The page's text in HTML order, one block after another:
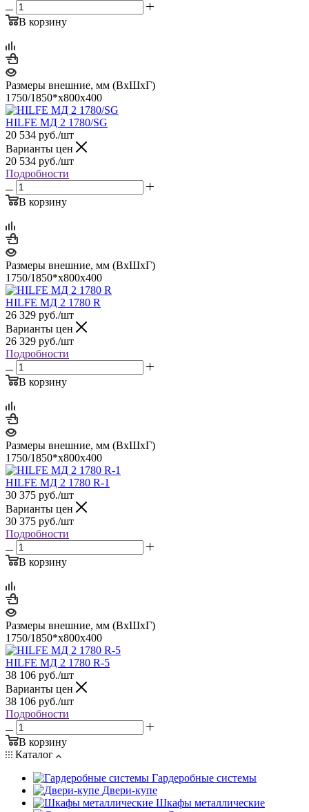
В корзину
Размеры внешние, мм (ВхШхГ)
1750/1850*x800x400
HILFE МД 2 1780/SG
20 534 руб./шт
Варианты цен
20 534 руб./шт
Подробности
В корзину
Размеры внешние, мм (ВхШхГ)
1750/1850*x800x400
HILFE МД 2 1780 R
26 329 руб./шт
Варианты цен
26 329 руб./шт
Подробности
В корзину
Размеры внешние, мм (ВхШхГ)
1750/1850*x800x400
HILFE МД 2 1780 R-1
30 375 руб./шт
Варианты цен
30 375 руб./шт
Подробности
В корзину
Размеры внешние, мм (ВхШхГ)
1750/1850*x800x400
HILFE МД 2 1780 R-5
38 106 руб./шт
Варианты цен
38 106 руб./шт
Подробности
В корзину
Каталог
Гардеробные системы
Двери-купе
Шкафы металлические